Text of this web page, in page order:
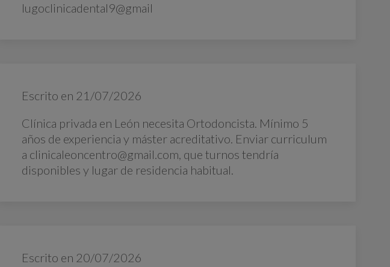
lugoclinicadental9@gmail
Escrito en 21/07/2026
Clínica privada en León necesita Ortodoncista. Mínimo 5
años de experiencia y máster acreditativo. Enviar curriculum
a clinicaleoncentro@gmail.com, que turnos tendría
disponibles y lugar de residencia habitual.
Escrito en 20/07/2026